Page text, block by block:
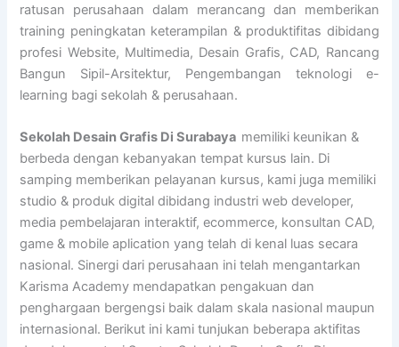
ratusan perusahaan dalam merancang dan memberikan
training peningkatan keterampilan & produktifitas dibidang
profesi Website, Multimedia, Desain Grafis, CAD, Rancang
Bangun Sipil-Arsitektur, Pengembangan teknologi e-
learning bagi sekolah & perusahaan.
Sekolah Desain Grafis Di Surabaya memiliki keunikan &
berbeda dengan kebanyakan tempat kursus lain. Di
samping memberikan pelayanan kursus, kami juga memiliki
studio & produk digital dibidang industri web developer,
media pembelajaran interaktif, ecommerce, konsultan CAD,
game & mobile aplication yang telah di kenal luas secara
nasional. Sinergi dari perusahaan ini telah mengantarkan
Karisma Academy mendapatkan pengakuan dan
penghargaan bergengsi baik dalam skala nasional maupun
internasional. Berikut ini kami tunjukan beberapa aktifitas